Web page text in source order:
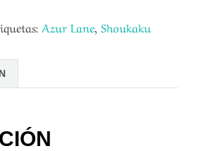
Azur Lane, Shoukaku